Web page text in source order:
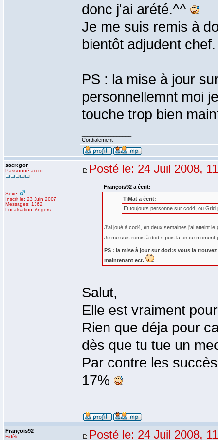
donc j'ai arété.^^
Je me suis remis à
bientôt adjudent
PS : la mise à jour
personnellemnt moi
touche trop bien
Cordialement
sacregor
Passionné accro
Sexe:
Inscrit le: 23 Juin 2007
Messages: 1362
Localisation: Angers
Posté le: 24 Juil 2008,
François92 a écrit:
TiMat a écrit:
Et toujours personne sur cod4, ou Grid
J'ai joué à cod4, en deux semaines j'ai atteint
Je me suis remis à dod:s puis la en ce moment
PS : la mise à jour sur dod:s vous la
maintenant ect.
Salut,
Elle est vraiment
Rien que déja pour
dès que tu tue un
Par contre les
17%
François92
Fidèle Posté le: 24 Juil 2008,